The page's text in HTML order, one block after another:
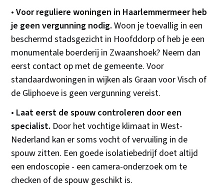
•Voor reguliere woningen in Haarlemmermeer heb
je geen vergunning nodig. Woon je toevallig in een
beschermd stadsgezicht in Hoofddorp of heb je een
monumentale boerderij in Zwaanshoek? Neem dan
eerst contact op met de gemeente. Voor
standaardwoningen in wijken als Graan voor Visch of
de Gliphoeve is geen vergunning vereist.
• Laat eerst de spouw controleren door een
specialist. Door het vochtige klimaat in West-
Nederland kan er soms vocht of vervuiling in de
spouw zitten. Een goede isolatiebedrijf doet altijd
een endoscopie - een camera-onderzoek om te
checken of de spouw geschikt is.